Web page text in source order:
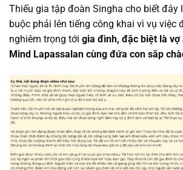
Thiếu gia tập đoàn Singha cho biết đây
buộc phải lên tiếng công khai vì vụ việc
nghiêm trọng tới gia đình, đặc biệt là
Mind Lapassalan cùng đứa con sắp